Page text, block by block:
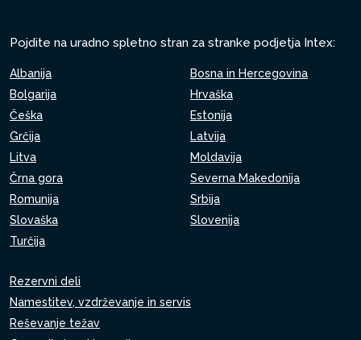
Pojdite na uradno spletno stran za stranke podjetja Intex:
Albanija
Bosna in Hercegovina
Bolgarija
Hrvaška
Češka
Estonija
Grčija
Latvija
Litva
Moldavija
Črna gora
Severna Makedonija
Romunija
Srbija
Slovaška
Slovenija
Turčija
Rezervni deli
Namestitev, vzdrževanje in servis
Reševanje težav